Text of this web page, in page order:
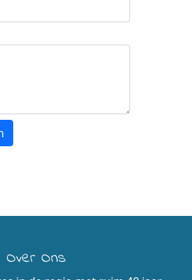
Over Ons